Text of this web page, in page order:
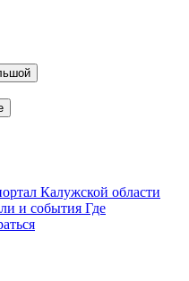
и события Где